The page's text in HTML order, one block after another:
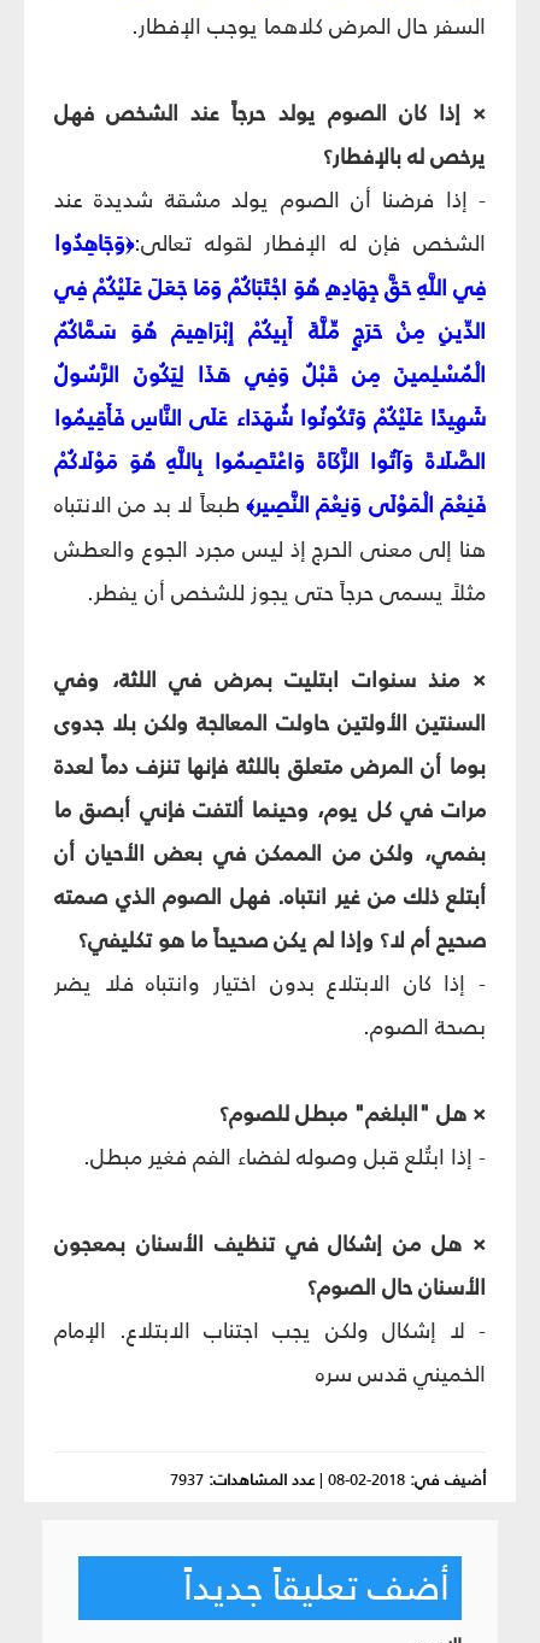
السفر حال المرض كلاهما يوجب الإفطار.
× إذا كان الصوم يولد حرجاً عند الشخص فهل
يرخص له بالإفطار؟
- إذا فرضنا أن الصوم يولد مشقة شديدة عند
الشخص فإن له الإفطار لقوله تعالى:﴿وَجَاهِدُوا
فِي اللَّهِ حَقَّ جِهَادِهِ هُوَ اجْتَبَاكُمْ وَمَا جَعَلَ عَلَيْكُمْ فِي
الدِّينِ مِنْ حَرَجٍ مِّلَّةَ أَبِيكُمْ إِبْرَاهِيمَ هُوَ سَمَّاكُمُ
الْمُسْلِمينَ مِن قَبْلُ وَفِي هَذَا لِيَكُونَ الرَّسُولُ
شَهِيدًا عَلَيْكُمْ وَتَكُونُوا شُهَدَاء عَلَى النَّاسِ فَأَقِيمُوا
الصَّلَاةَ وَآتُوا الزَّكَاةَ وَاعْتَصِمُوا بِاللَّهِ هُوَ مَوْلَاكُمْ
فَنِعْمَ الْمَوْلَى وَنِعْمَ النَّصِير﴾ طبعاً لا بد من الانتباه
هنا إلى معنى الحرج إذ ليس مجرد الجوع والعطش
مثلاً يسمى حرجاً حتى يجوز للشخص أن يفطر.
× منذ سنوات ابتليت بمرض في اللثة، وفي
السنتين الأولتين حاولت المعالجة ولكن بلا جدوى
بوما أن المرض متعلق باللثة فإنها تنزف دماً لعدة
مرات في كل يوم، وحينما ألتفت فإني أبصق ما
بفمي، ولكن من الممكن في بعض الأحيان أن
أبتلع ذلك من غير انتباه. فهل الصوم الذي صمته
صحيح أم لا؟ وإذا لم يكن صحيحاً ما هو تكليفي؟
- إذا كان الابتلاع بدون اختيار وانتباه فلا يضر
بصحة الصوم.
× هل "البلغم" مبطل للصوم؟
- إذا ابتُلع قبل وصوله لفضاء الفم فغير مبطل.
× هل من إشكال في تنظيف الأسنان بمعجون
الأسنان حال الصوم؟
- لا إشكال ولكن يجب اجتناب الابتلاع. الإمام
الخميني قدس سره
أضيف في: 2018-02-08
|عدد المشاهدات: 7937
أضف تعليقاً جديداً